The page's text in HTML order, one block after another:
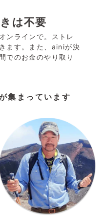
は不要
ンラインで。ストレ
ます。また、ainiが決
でのお金のやり取り
集まっています